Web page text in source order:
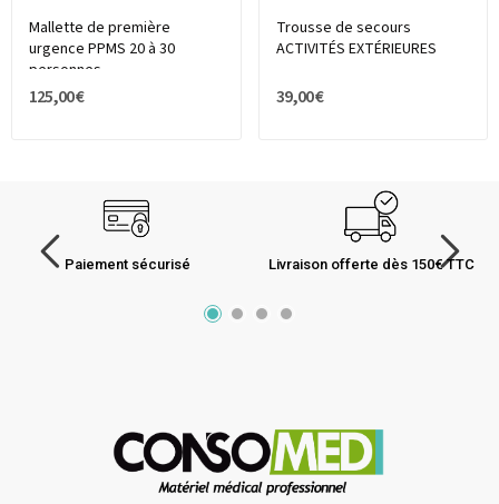
Mallette de première
urgence PPMS 20 à 30
personnes
125,00 €
Trousse de secours
ACTIVITÉS EXTÉRIEURES
39,00 €
Paiement sécurisé Livraison offerte dès 150€ TTC